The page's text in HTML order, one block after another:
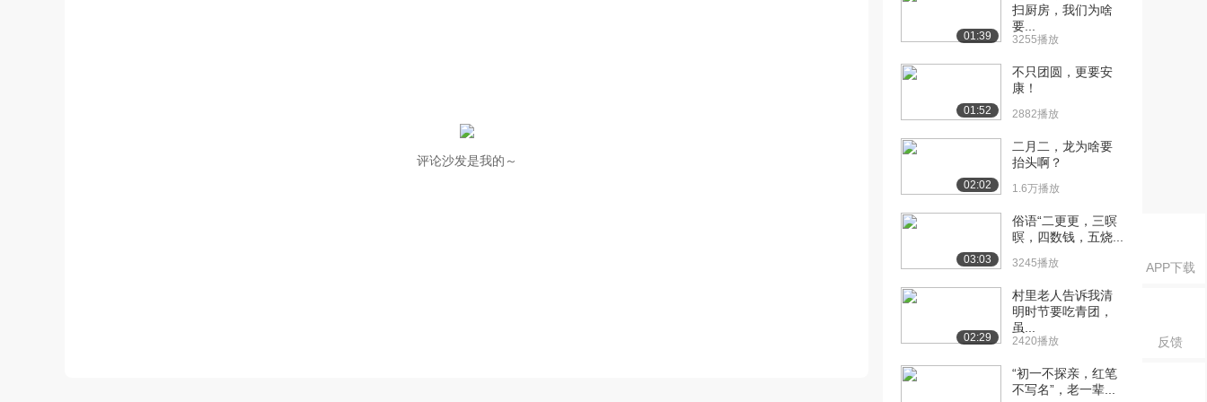
APP下载
反馈
评论沙发是我的～
01:39
扫厨房，我们为啥
要...
3255播放
01:52
不只团圆，更要安
康！
2882播放
02:02
二月二，龙为啥要
抬头啊？
1.6万播放
03:03
俗语“二更更，三暝
暝，四数钱，五烧...
3245播放
02:29
村里老人告诉我清
明时节要吃青团，
虽...
2420播放
“初一不探亲，红笔
不写名”，老一辈...